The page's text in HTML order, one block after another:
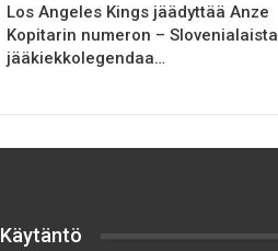
Los Angeles Kings jäädyttää Anze
Kopitarin numeron – Slovenialaista
jääkiekkolegendaa…
Käytäntö